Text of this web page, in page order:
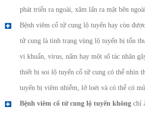
phát triển ra ngoài, xâm lấn ra mặt bên
Bệnh viêm cổ tử cung lộ tuyến hay còn
tử cung là tình trạng vùng lộ tuyến bị tổn
vi khuẩn, virus, nấm hay một số tác nhân
thiết bị soi lộ tuyến cổ tử cung có thể nhìn
tuyến bị viêm nhiễm, lở loét và có thể có
Bệnh viêm cổ tử cung lộ tuyến không chỉ